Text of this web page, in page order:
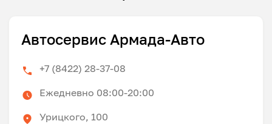
Автосервис Армада-Авто
+7 (8422) 28-37-08
Ежедневно 08:00-20:00
Урицкого, 100